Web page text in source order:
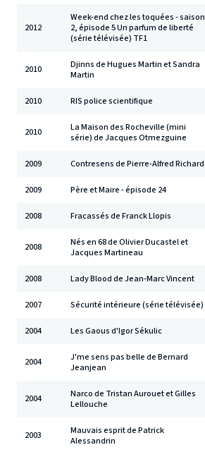
2012
Week-end chez les toquées - saison
2, épisode 5 Un parfum de liberté
(série télévisée) TF1
2010
Djinns de Hugues Martin et Sandra
Martin
2010 RIS police scientifique
2010
La Maison des Rocheville (mini
série) de Jacques Otmezguine
2009 Contresens de Pierre-Alfred Richard
2009 Père et Maire - épisode 24
2008 Fracassés de Franck Llopis
2008
Nés en 68 de Olivier Ducastel et
Jacques Martineau
2008 Lady Blood de Jean-Marc Vincent
2007 Sécurité intérieure (série télévisée)
2004 Les Gaous d'Igor Sékulic
2004
J'me sens pas belle de Bernard
Jeanjean
2004
Narco de Tristan Aurouet et Gilles
Lellouche
2003
Mauvais esprit de Patrick
Alessandrin